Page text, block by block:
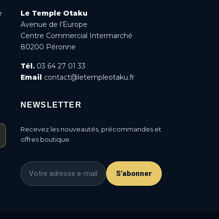
Le Temple Otaku
Avenue de l’Europe
Centre Commercial Intermarché
80200 Péronne
Tél.03 64 27 01 33
Email contact@letempleotaku.fr
NEWSLETTER
Recevez les nouveautés, précommandes et
offres boutique.
S'abonner